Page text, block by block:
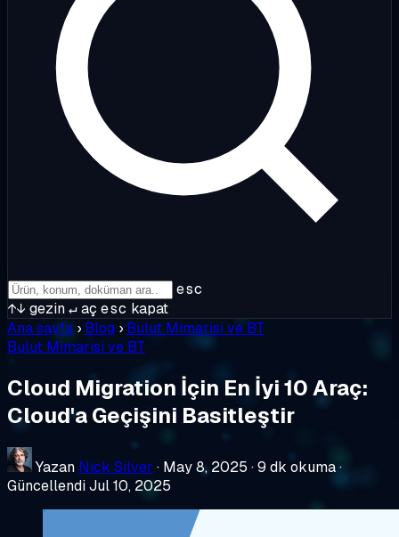
esc
↑↓ gezin↵aç esc kapat
Ana sayfa › Blog › Bulut Mimarisi ve BT
Bulut Mimarisi ve BT
Cloud Migration İçin En İyi 10 Araç:
Cloud'a Geçişini Basitleştir
Yazan Nick Silver · May 8, 2025 ·9 dk okuma·
Güncellendi Jul 10, 2025